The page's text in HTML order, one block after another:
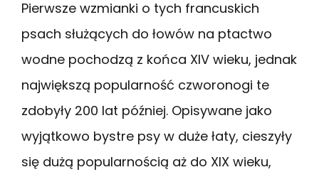
Pierwsze wzmianki o tych francuskich
psach służących do łowów na ptactwo
wodne pochodzą z końca XIV wieku, jednak
największą popularność czworonogi te
zdobyły 200 lat później. Opisywane jako
wyjątkowo bystre psy w duże łaty, cieszyły
się dużą popularnością aż do XIX wieku,